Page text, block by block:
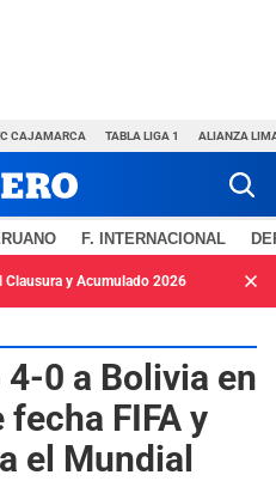
CAJAMARCA TABLA LIGA 1 ALIANZA
F. INTERNACIONAL
Clausura y Acumulado 2026
0 a Bolivia en
FIFA y
el Mundial